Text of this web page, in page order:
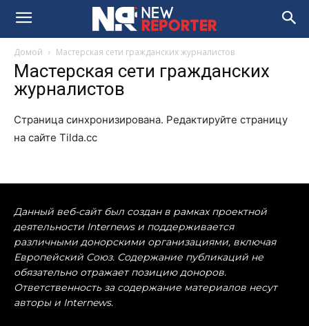
Домой Мастерская сети гражданских журналистов
Мастерская сети гражданских
журналистов
Страница синхронизирована. Редактируйте страницу
на сайте Tilda.cc
Данный веб-сайт был создан в рамках проектной
деятельности Internews и поддерживается
различными донорскими организациями, включая
Европейский Союз. Содержание публикаций не
обязательно отражает позицию доноров.
Ответственность за содержание материалов несут
авторы и Internews.